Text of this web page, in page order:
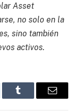
Asset
no solo en la
sino también
activos.
Tumblr Email